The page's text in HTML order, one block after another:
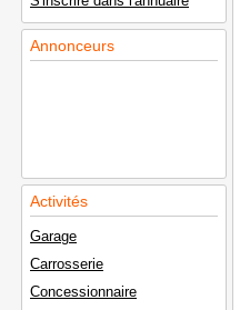
Annonceurs
Activités
Garage
Carrosserie
Concessionnaire